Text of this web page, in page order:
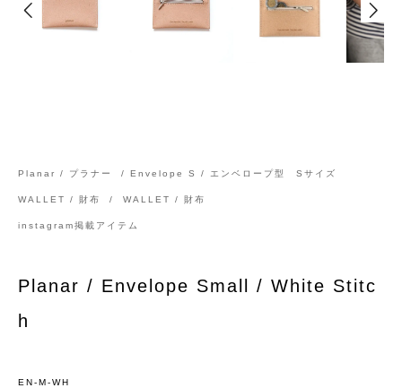
Planar / プラナー / Envelope S / エンベロープ型 Sサイズ
WALLET / 財布 / WALLET / 財布
instagram掲載アイテム
Planar / Envelope Small / White Stitc
h
EN-M-WH